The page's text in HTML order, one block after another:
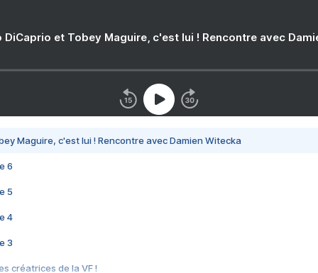
DiCaprio et Tobey Maguire, c'est lui ! Rencontre avec
Maguire, c'est lui ! Rencontre avec Damien Witecka
6
5
4
3
créatrices de la VF !